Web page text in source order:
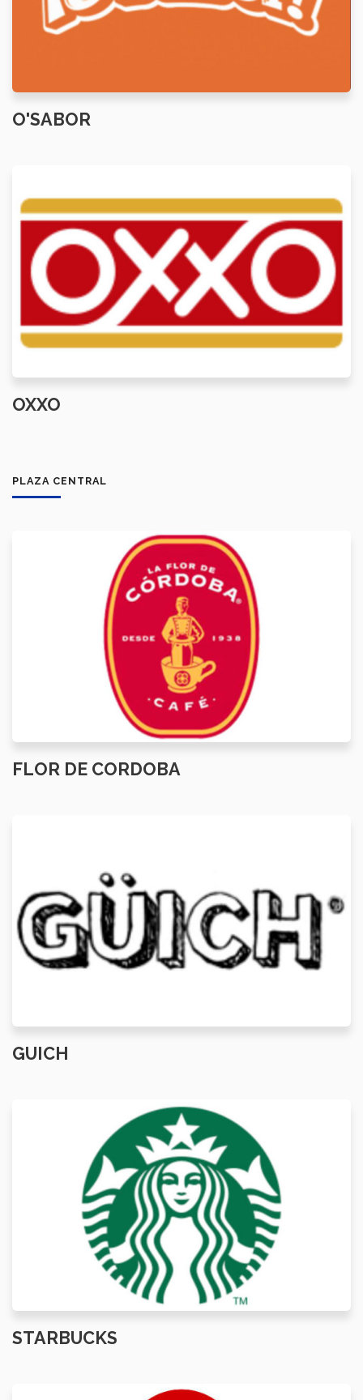
O'SABOR
OXXO
PLAZA CENTRAL
FLOR DE CORDOBA
GUICH
STARBUCKS